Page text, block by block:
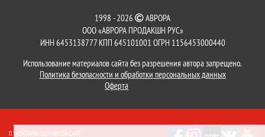
1998 - 2026
АВРОРА
ООО «АВРОРА ПРОДАКШН РУС»
ИНН 6453138777 КПП 645101001 ОГРН 1156453000440
Использование материалов сайта без разрешения автора запрещено.
Политика безопасности и обработки персональных данных
Оферта
ПЕРЕЙТИ НА ОСНОВНОЙ САЙТ